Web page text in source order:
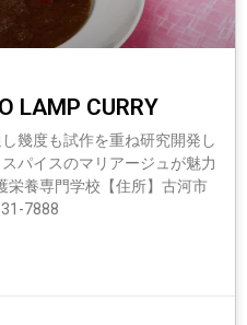
CURRY
幾度も試作を重ね研究開発し
パイスのマリアージュが魅力
栄養専門学校【住所】古河市
7888